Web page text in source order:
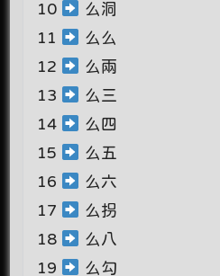
10
么洞
11
么么
12
么兩
13
么三
14
么四
15
么五
16
么六
17
么拐
18
么八
19
么勾